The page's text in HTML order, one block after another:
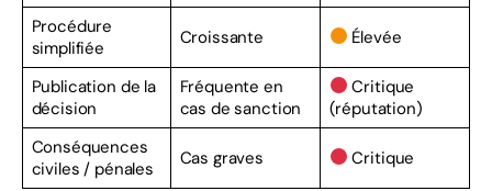
Procédure
simplifiée
Croissante Élevée
Publication de la
décision
Fréquente en
cas de sanction
Critique
(réputation)
Conséquences
civiles / pénales
Cas graves Critique